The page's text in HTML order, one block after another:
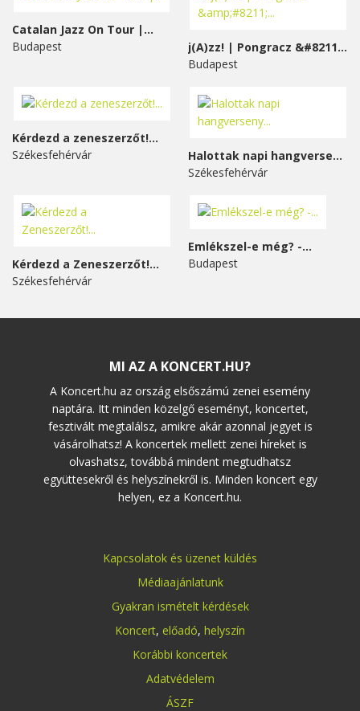
Catalan Jazz On Tour |...
Budapest
j(A)zz! | Pongracz &#8211;...
Budapest
Kérdezd a zeneszerzőt!...
Székesfehérvár
Halottak napi hangverseny...
Székesfehérvár
Kérdezd a Zeneszerzőt!...
Székesfehérvár
Emlékszel-e még? -...
Budapest
MI AZ A KONCERT.HU?
A Koncert.hu az ország elsőszámú zenei esemény
naptára. Itt minden közelgő eseményt, koncertet,
fesztivált megtalálsz, amikre akár azonnal jegyet is
vásárolhatsz! A koncertek mellett zenei híreket is
olvashatsz, továbbá mindent megtudhatsz
együttesekről és helyszínekről is. Minden koncert egy
helyen, ez a Koncert.hu.
Kapcsolatok és üzenet küldés
Médiaajánlatunk
Gyakran ismételt kérdések
Koncert, előadó, helyszín
Korábbi koncertek
Adatvédelem
ÁSZF